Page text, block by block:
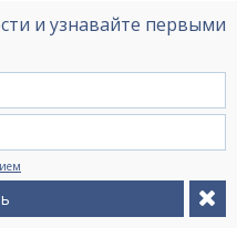
и узнавайте первыми